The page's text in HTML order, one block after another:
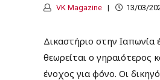
VK Magazine 13/03/
Δικαστήριο στην Ιαπωνία
θεωρείται ο γηραιότερος
ένοχος για φόνο. Οι